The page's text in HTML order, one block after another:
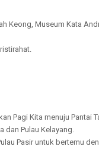
Keong, Museum Kata
Pagi Kita menuju
dan Pulau Kelayang.
Pasir untuk bertemu